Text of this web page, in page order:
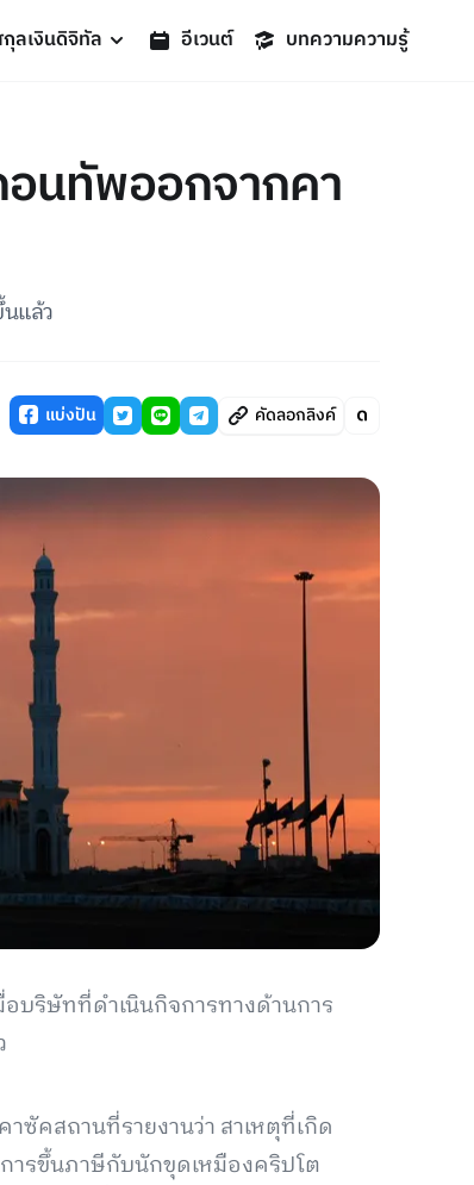
ลเงินดิจิทัล อีเวนต์ บทความความรู้
นทัพออกจากคา
แล้ว
แบ่งปัน คัดลอกลิงค์
บริษัทที่ดำเนินกิจการทางด้านการ
ซัคสถานที่รายงานว่า สาเหตุที่เกิด
ารขึ้นภาษีกับนักขุดเหมืองคริปโต